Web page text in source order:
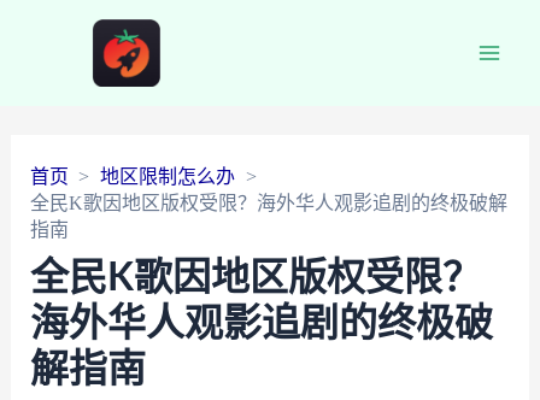
首页
地区限制怎么办
全民K歌因地区版权受限？海外华人观影追剧的终极破解
指南
全民K歌因地区版权受限？
海外华人观影追剧的终极破
解指南